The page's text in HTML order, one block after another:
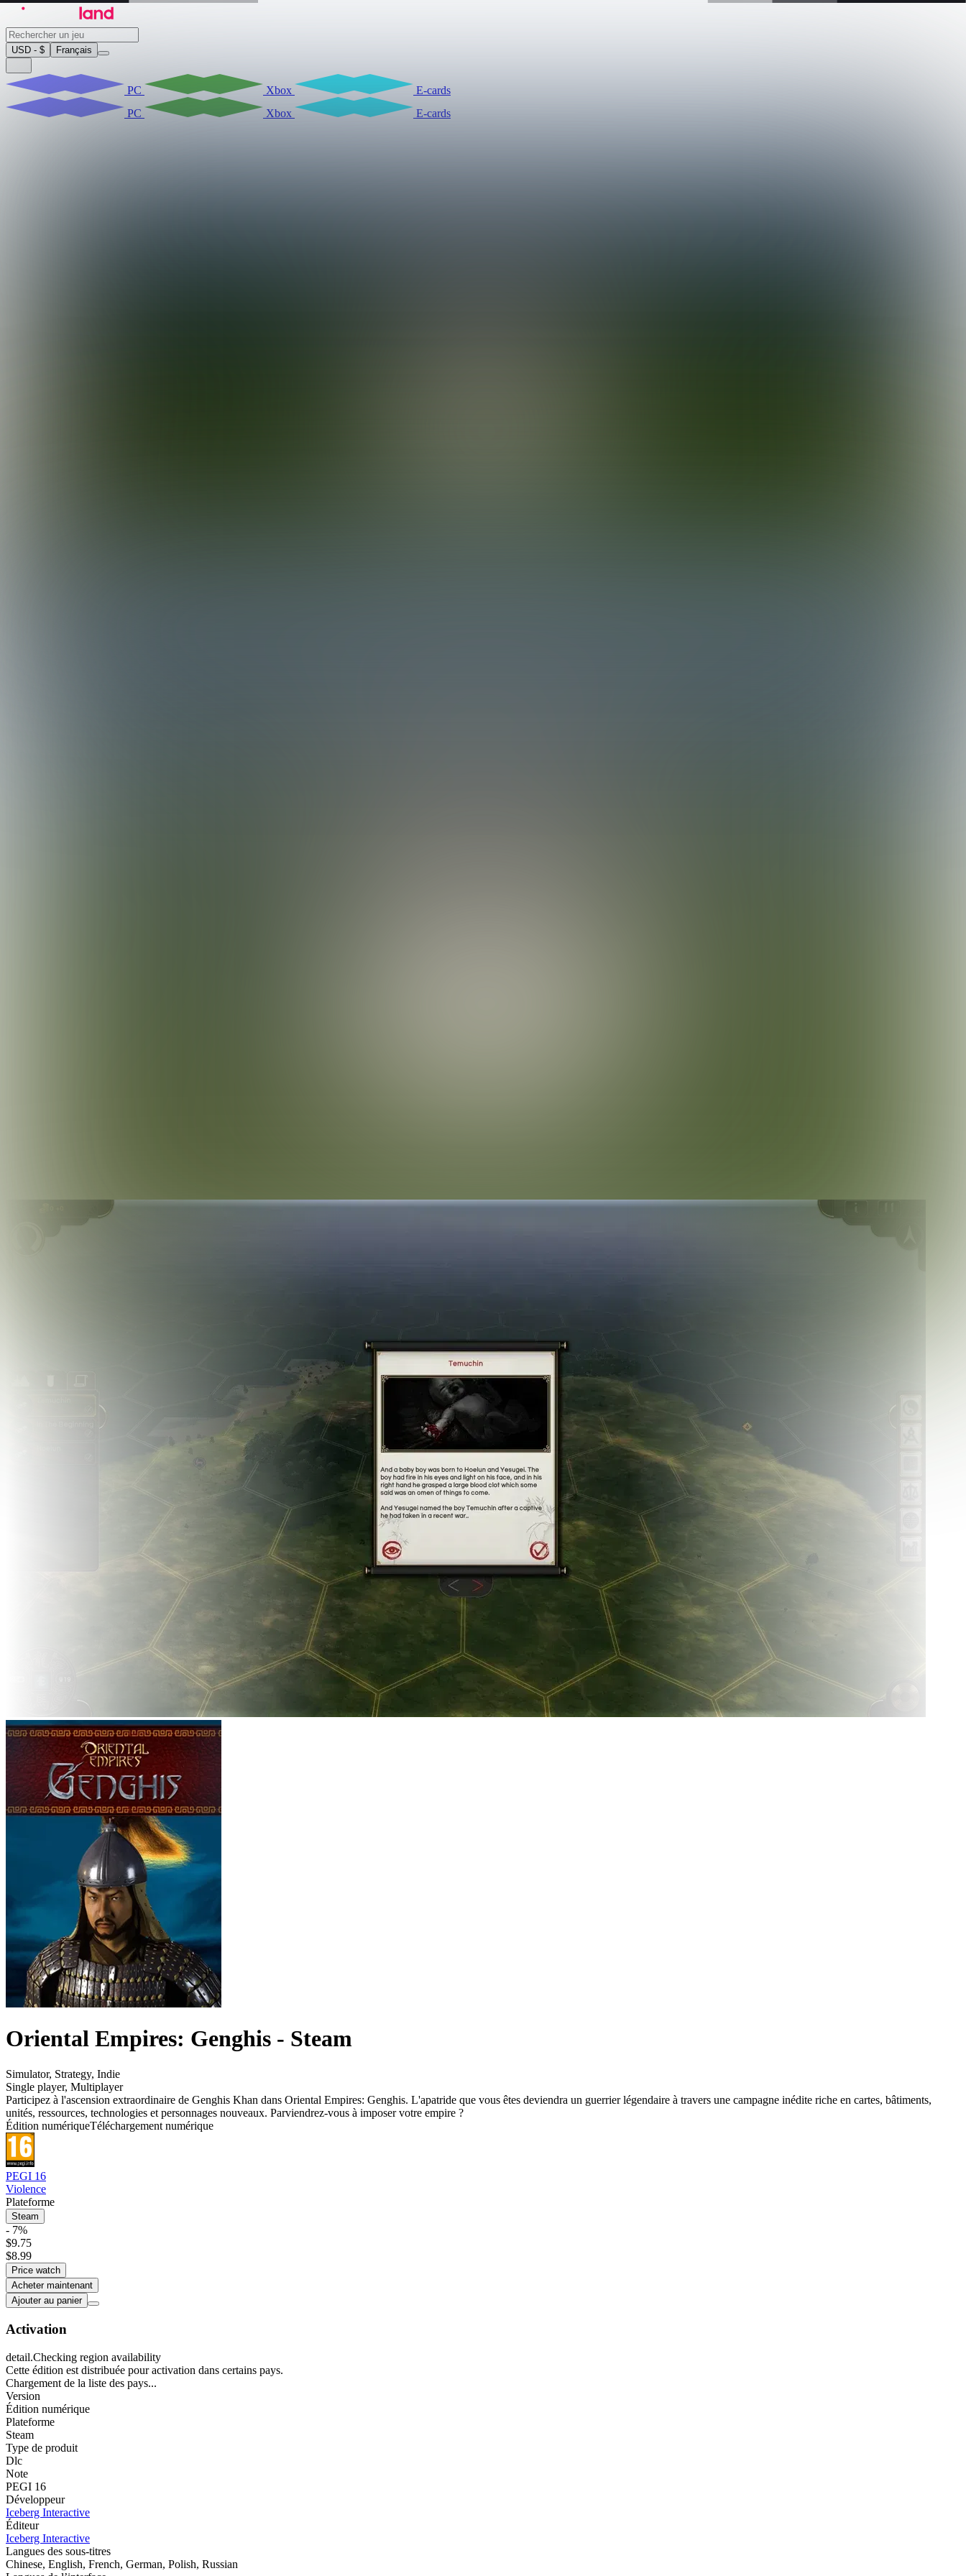
USD - $ Français
PC Xbox
E-cards
PC
Xbox E-cards
Oriental Empires: Genghis - Steam
Simulator, Strategy, Indie
Single player, Multiplayer
Participez à l'ascension extraordinaire de Genghis Khan dans Oriental Empires: Genghis. L'apatride que vous êtes deviendra un guerrier légendaire à travers une campagne inédite riche en cartes, bâtiments,
unités, ressources, technologies et personnages nouveaux. Parviendrez-vous à imposer votre empire ?
Édition numériqueTéléchargement numérique
PEGI 16
Violence
Plateforme
Steam
- 7%
$9.75
$8.99
Price watch
Acheter maintenant
Ajouter au panier
Activation
detail.Checking region availability
Cette édition est distribuée pour activation dans certains pays.
Chargement de la liste des pays...
Version
Édition numérique
Plateforme
Steam
Type de produit
Dlc
Note
PEGI 16
Développeur
Iceberg Interactive
Éditeur
Iceberg Interactive
Langues des sous-titres
Chinese, English, French, German, Polish, Russian